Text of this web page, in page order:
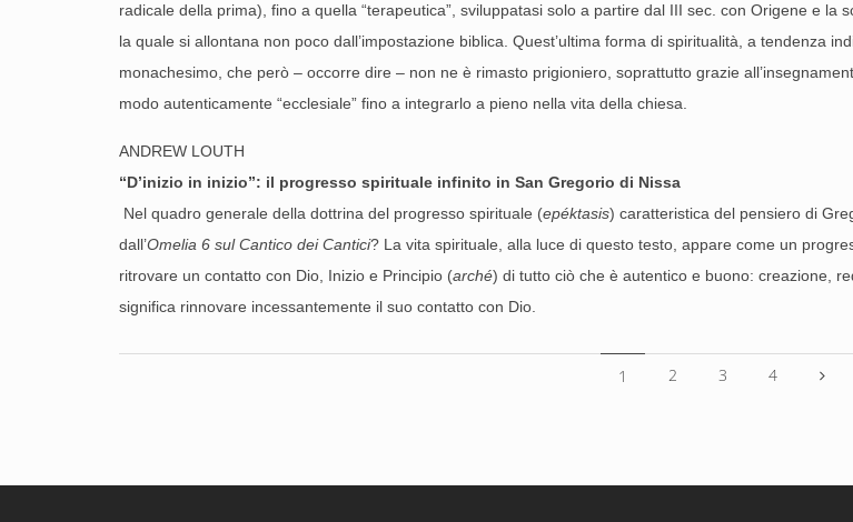
radicale della prima), fino a quella “terapeutica”, sviluppatasi solo a partire dal III sec. con Origene e la
la quale si allontana non poco dall’impostazione biblica. Quest’ultima forma di spiritualità, a tendenza
monachesimo, che però – occorre dire – non ne è rimasto prigioniero, soprattutto grazie
modo autenticamente “ecclesiale” fino a integrarlo a pieno nella vita della chiesa.
ANDREW LOUTH
“D’inizio in inizio”: il progresso spirituale infinito in San Gregorio di Nissa
Nel quadro generale della dottrina del progresso spirituale (epéktasis) caratteristica del pensiero di
dall’Omelia 6 sul Cantico dei Cantici? La vita spirituale, alla luce di questo testo, appare come un
ritrovare un contatto con Dio, Inizio e Principio (arché) di tutto ciò che è autentico e buono: creazione,
significa rinnovare incessantemente il suo contatto con Dio.
1 2 3 4